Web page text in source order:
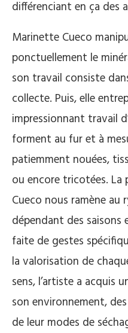
différenciant en ça des
Marinette Cueco
ponctuellement le
son travail consiste
collecte. Puis, elle
impressionnant travail
forment au fur et à
patiemment nouées,
ou encore tricotées.
Cueco nous ramène au
dépendant des
faite de gestes
la valorisation de
sens, l’artiste a acquis
son environnement,
de leur modes de